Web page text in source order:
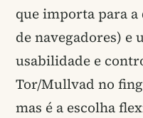
que importa para
de navegadores)
usabilidade e
Tor/Mullvad no
mas é a escolha